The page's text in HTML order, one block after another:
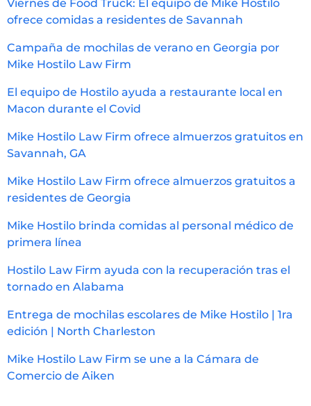
Viernes de Food Truck: El equipo de Mike Hostilo
ofrece comidas a residentes de Savannah
Campaña de mochilas de verano en Georgia por
Mike Hostilo Law Firm
El equipo de Hostilo ayuda a restaurante local en
Macon durante el Covid
Mike Hostilo Law Firm ofrece almuerzos gratuitos en
Savannah, GA
Mike Hostilo Law Firm ofrece almuerzos gratuitos a
residentes de Georgia
Mike Hostilo brinda comidas al personal médico de
primera línea
Hostilo Law Firm ayuda con la recuperación tras el
tornado en Alabama
Entrega de mochilas escolares de Mike Hostilo | 1ra
edición | North Charleston
Mike Hostilo Law Firm se une a la Cámara de
Comercio de Aiken